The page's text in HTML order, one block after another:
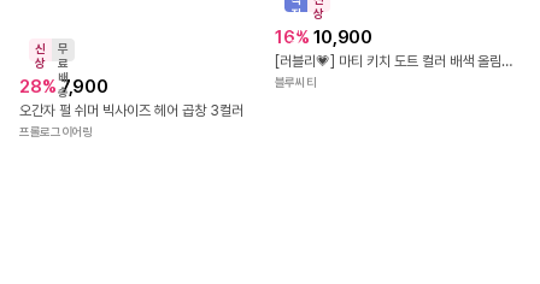
신
상
무
료
배
송
28% 7,900
오간자 펄 쉬머 빅사이즈 헤어 곱창 3컬러
프롤로그이어링
진
배
송
상
16% 10,900
[러블리💗] 마티 키치 도트 컬러 배색 올림머리 헤어 집게핀 4color
블루씨티